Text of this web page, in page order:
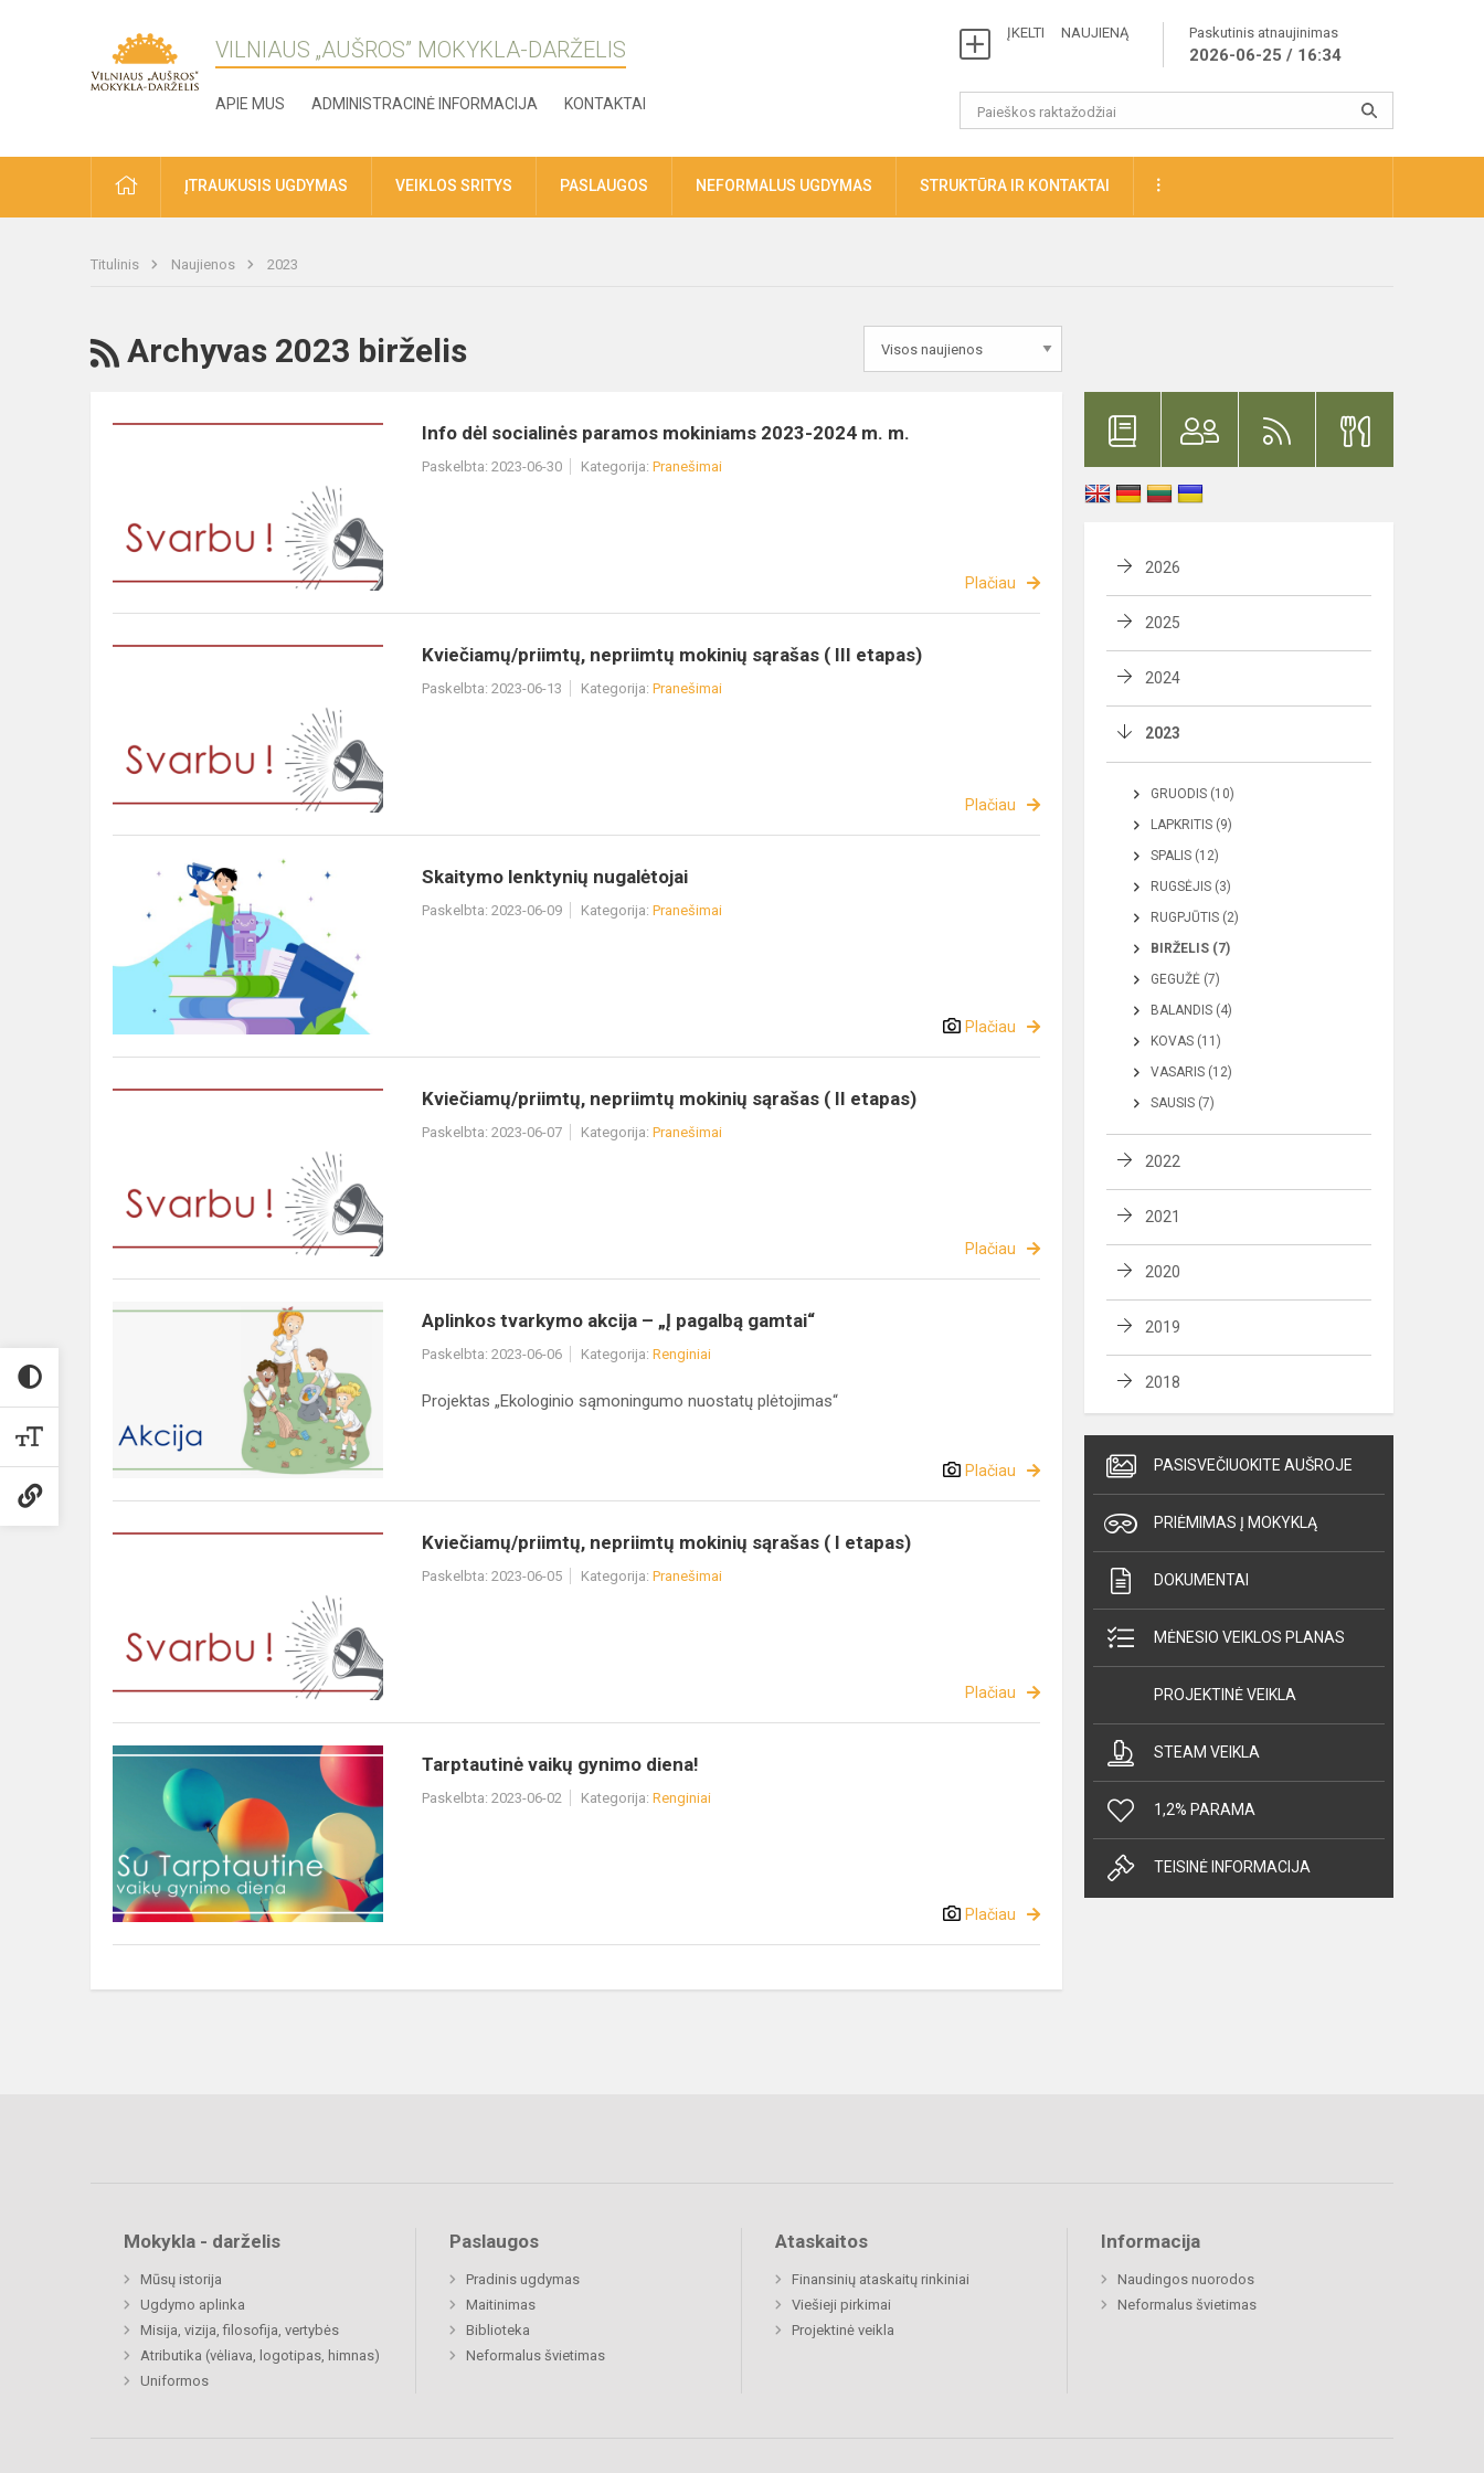
VILNIAUS „AUŠROS” MOKYKLA-DARŽELIS
APIE MUS ADMINISTRACINĖ INFORMACIJA KONTAKTAI
ĮKELTI NAUJIENĄ Paskutinis atnaujinimas
2026-06-25 / 16:34
ĮTRAUKUSIS UGDYMAS VEIKLOS SRITYS PASLAUGOS NEFORMALUS UGDYMAS STRUKTŪRA IR KONTAKTAI
Titulinis Naujienos 2023
Archyvas 2023 birželis
Info dėl socialinės paramos mokiniams 2023-2024 m. m.
Paskelbta: 2023-06-30 Kategorija: Pranešimai
Plačiau
Kviečiamų/priimtų, nepriimtų mokinių sąrašas ( III etapas)
Paskelbta: 2023-06-13 Kategorija: Pranešimai
Plačiau
Skaitymo lenktynių nugalėtojai
Paskelbta: 2023-06-09 Kategorija: Pranešimai
Plačiau
Kviečiamų/priimtų, nepriimtų mokinių sąrašas ( II etapas)
Paskelbta: 2023-06-07 Kategorija: Pranešimai
Plačiau
Aplinkos tvarkymo akcija – „Į pagalbą gamtai“
Paskelbta: 2023-06-06 Kategorija: Renginiai
Projektas „Ekologinio sąmoningumo nuostatų plėtojimas“
Plačiau
Kviečiamų/priimtų, nepriimtų mokinių sąrašas ( I etapas)
Paskelbta: 2023-06-05 Kategorija: Pranešimai
Plačiau
Tarptautinė vaikų gynimo diena!
Paskelbta: 2023-06-02 Kategorija: Renginiai
Plačiau
2026
2025
2024
2023
GRUODIS (10)
LAPKRITIS (9)
SPALIS (12)
RUGSĖJIS (3)
RUGPJŪTIS (2)
BIRŽELIS (7)
GEGUŽĖ (7)
BALANDIS (4)
KOVAS (11)
VASARIS (12)
SAUSIS (7)
2022
2021
2020
2019
2018
PASISVEČIUOKITE AUŠROJE
PRIĖMIMAS Į MOKYKLĄ
DOKUMENTAI
MĖNESIO VEIKLOS PLANAS
PROJEKTINĖ VEIKLA
STEAM VEIKLA
1,2% PARAMA
TEISINĖ INFORMACIJA
Mokykla - darželis
Mūsų istorija
Ugdymo aplinka
Misija, vizija, filosofija, vertybės
Atributika (vėliava, logotipas, himnas)
Uniformos
Paslaugos
Pradinis ugdymas
Maitinimas
Biblioteka
Neformalus švietimas
Ataskaitos
Finansinių ataskaitų rinkiniai
Viešieji pirkimai
Projektinė veikla
Informacija
Naudingos nuorodos
Neformalus švietimas